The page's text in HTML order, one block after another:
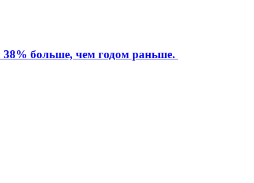
38% больше, чем годом раньше.